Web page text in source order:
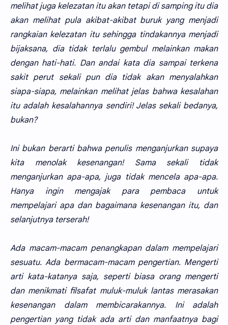
melihat juga kelezatan itu akan tetapi di samping itu dia
akan melihat pula akibat-akibat buruk yang menjadi
rangkaian kelezatan itu sehingga tindakannya menjadi
bijaksana, dia tidak terlalu gembul melainkan makan
dengan hati-hati. Dan andai kata dia sampai terkena
sakit perut sekali pun dia tidak akan menyalahkan
siapa-siapa, melainkan melihat jelas bahwa kesalahan
itu adalah kesalahannya sendiri! Jelas sekali bedanya,
bukan?
Ini bukan berarti bahwa penulis menganjurkan supaya
kita menolak kesenangan! Sama sekali tidak
menganjurkan apa-apa, juga tidak mencela apa-apa.
Hanya ingin mengajak para pembaca untuk
mempelajari apa dan bagaimana kesenangan itu, dan
selanjutnya terserah!
Ada macam-macam penangkapan dalam mempelajari
sesuatu. Ada bermacam-macam pengertian. Mengerti
arti kata-katanya saja, seperti biasa orang mengerti
dan menikmati filsafat muluk-muluk lantas merasakan
kesenangan dalam membicarakannya. Ini adalah
pengertian yang tidak ada arti dan manfaatnya bagi